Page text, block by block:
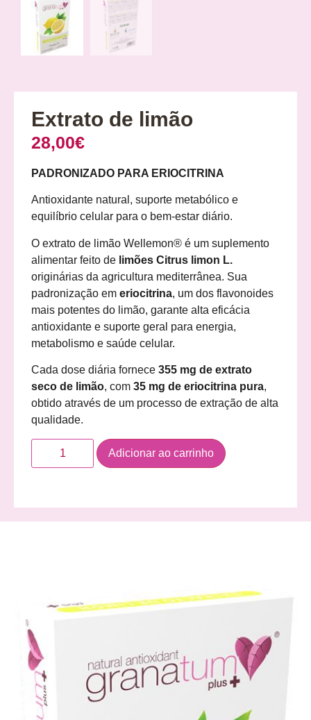
Extrato de limão
28,00€
PADRONIZADO PARA ERIOCITRINA
Antioxidante natural, suporte metabólico e
equilíbrio celular para o bem-estar diário.
O extrato de limão Wellemon® é um suplemento
alimentar feito de limões Citrus limon L.
originárias da agricultura mediterrânea. Sua
padronização em eriocitrina, um dos flavonoides
mais potentes do limão, garante alta eficácia
antioxidante e suporte geral para energia,
metabolismo e saúde celular.
Cada dose diária fornece 355 mg de extrato
seco de limão, com 35 mg de eriocitrina pura,
obtido através de um processo de extração de alta
qualidade.
Adicionar ao carrinho